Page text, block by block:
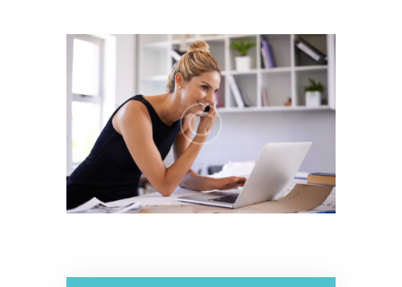
ARCHIVIA &
DISTRIBUISCE
FIRMA